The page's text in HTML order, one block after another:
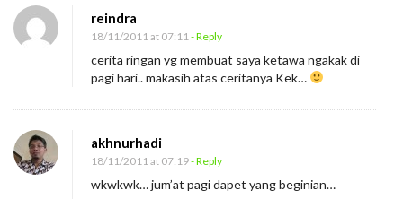
a
a
reindra
18/11/2011 at 07:11 - Reply
cerita ringan yg membuat saya ketawa ngakak di
pagi hari.. makasih atas ceritanya Kek…
akhnurhadi
18/11/2011 at 07:19- Reply
wkwkwk… jum’at pagi dapet yang beginian…